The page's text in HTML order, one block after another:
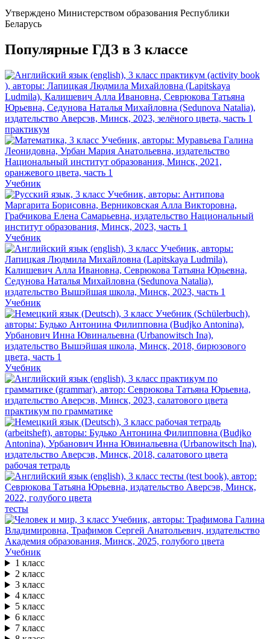
Утверждено Министерством образования Республики
Беларусь
Популярные ГДЗ в 3 классе
практикум
Учебник
Учебник
Учебник
Учебник
практикум по грамматике
рабочая тетрадь
тесты
Учебник
1 класс
2 класс
3 класс
4 класс
5 класс
6 класс
7 класс